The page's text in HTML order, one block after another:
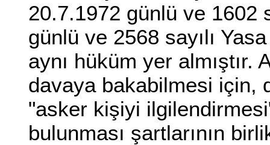
20.7.1972 günlü ve 1602
günlü ve 2568 sayılı
aynı hüküm yer almıştır.
davaya bakabilmesi için,
"asker kişiyi
bulunması şartlarının